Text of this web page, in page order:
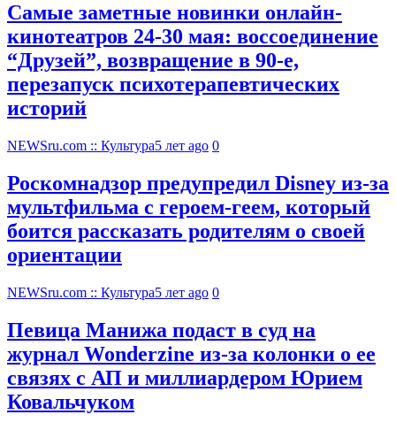
Самые заметные новинки онлайн-
кинотеатров 24-30 мая: воссоединение
“Друзей”, возвращение в 90-е,
перезапуск психотерапевтических
историй
NEWSru.com :: Культура5 лет ago 0
Роскомнадзор предупредил Disney из-за
мультфильма c героем-геем, который
боится рассказать родителям о своей
ориентации
NEWSru.com :: Культура5 лет ago 0
Певица Манижа подаст в суд на
журнал Wonderzine из-за колонки о ее
связях с АП и миллиардером Юрием
Ковальчуком